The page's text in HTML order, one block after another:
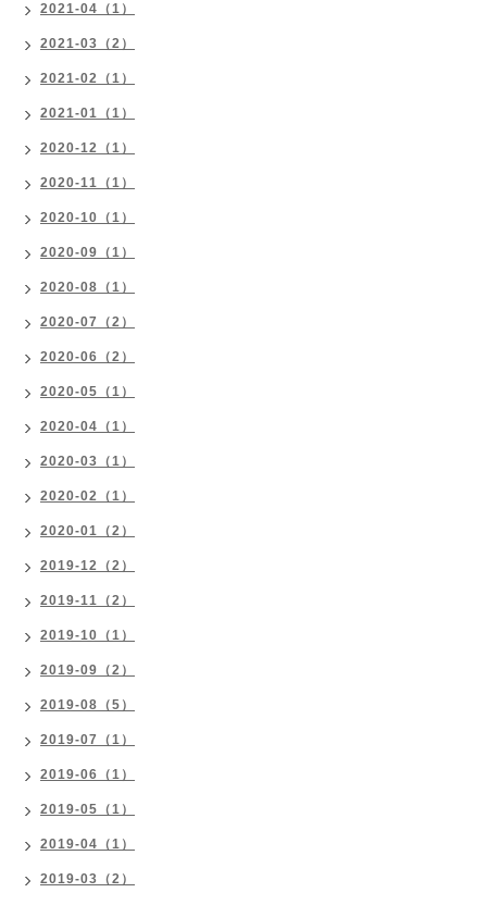
2021-04（1）
2021-03（2）
2021-02（1）
2021-01（1）
2020-12（1）
2020-11（1）
2020-10（1）
2020-09（1）
2020-08（1）
2020-07（2）
2020-06（2）
2020-05（1）
2020-04（1）
2020-03（1）
2020-02（1）
2020-01（2）
2019-12（2）
2019-11（2）
2019-10（1）
2019-09（2）
2019-08（5）
2019-07（1）
2019-06（1）
2019-05（1）
2019-04（1）
2019-03（2）